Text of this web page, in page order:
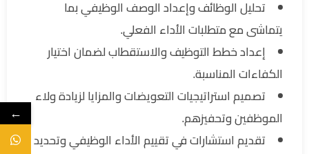
تحليل الوظائف وإعداد الوصف الوظيفي بما
يتماشى مع متطلبات الأداء الفعلي.
إعداد خطط التوظيف والاستقطاب لضمان اختيار
الكفاءات المناسبة.
تصميم استراتيجيات التعويضات والمزايا لزيادة ولاء
الموظفين وتحفيزهم.
تقديم استشارات في تقييم الأداء الوظيفي وتحديد
←